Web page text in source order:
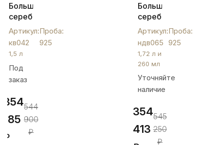
Большой
серебряный
кувшин
"Весна",
кв042
Артикул:
кв042
Проба:
925
1,5 л
Под
заказ
354
185
₽
544
900
₽
Большой
серебряный
кувшин
со
стаканном"Волна",
ндв065
Артикул:
ндв065
Проба:
925
1,72 л и
260 мл
Уточняйте
наличие
354
413
545
250
₽